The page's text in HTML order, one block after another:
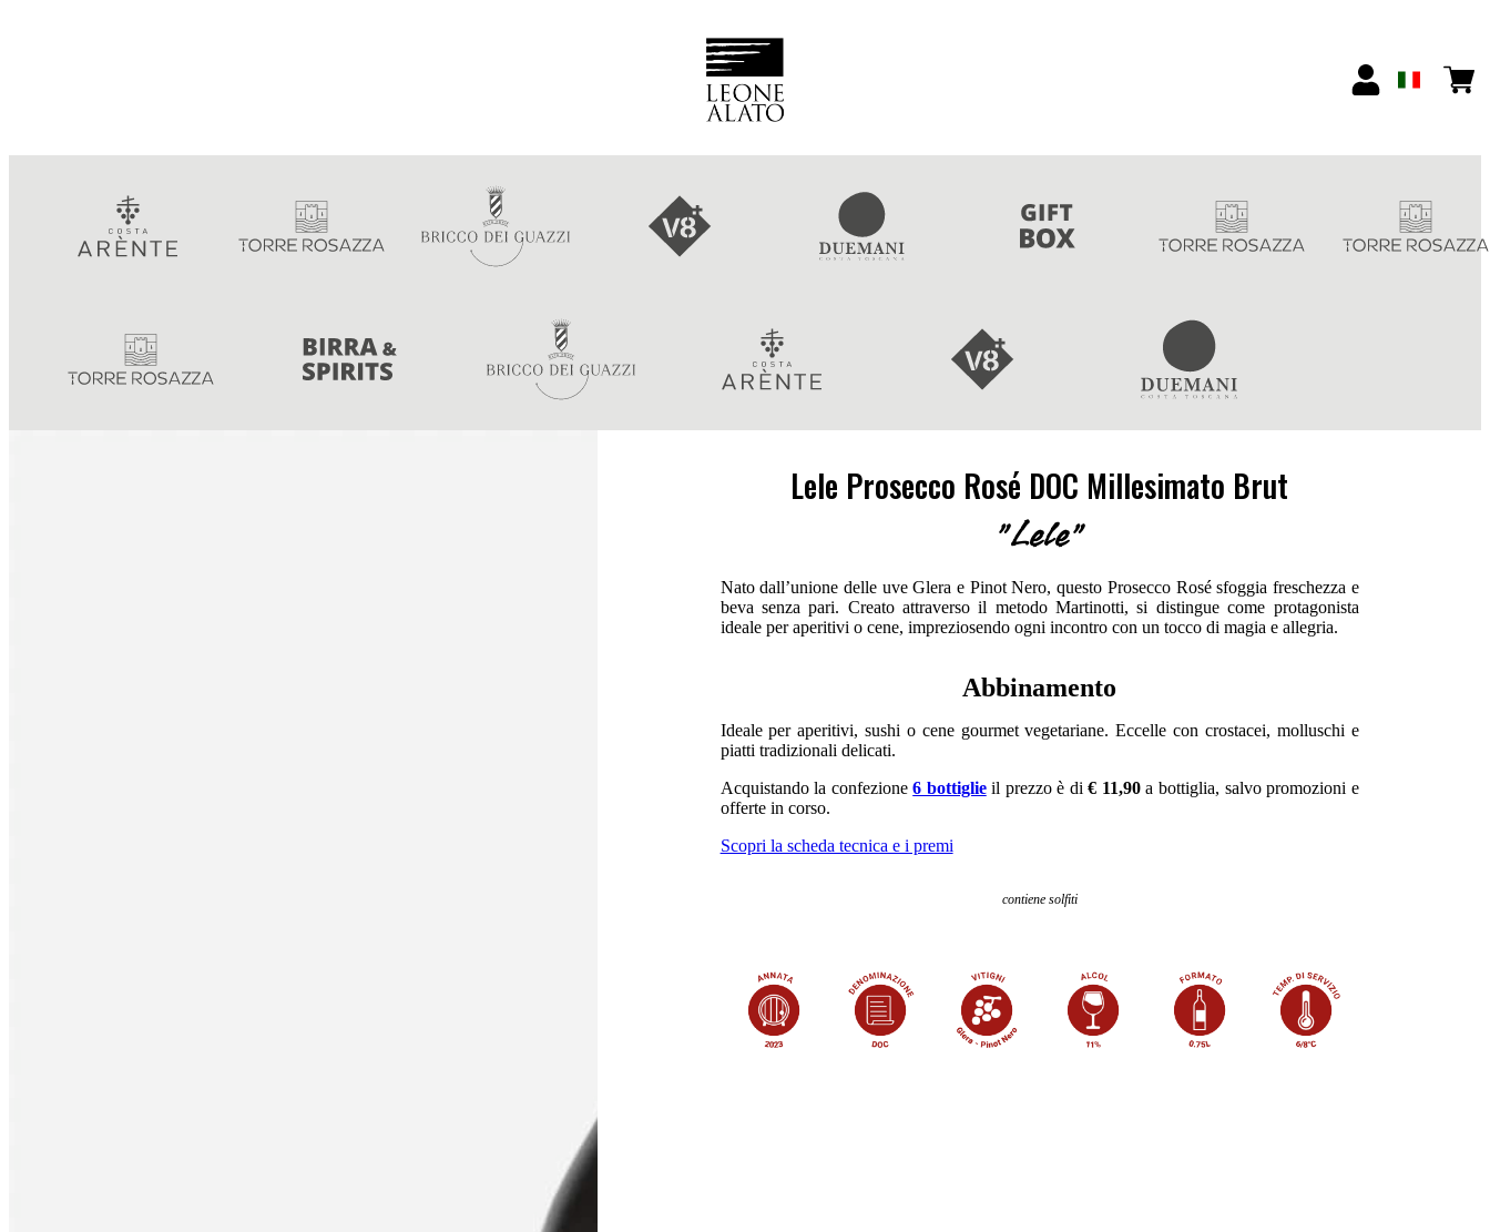
Lele Prosecco Rosé DOC Millesimato Brut
"Lele"
Nato dall’unione delle uve Glera e Pinot Nero, questo Prosecco Rosé sfoggia freschezza e
beva senza pari. Creato attraverso il metodo Martinotti, si distingue come protagonista
ideale per aperitivi o cene, impreziosendo ogni incontro con un tocco di magia e allegria.
Abbinamento
Ideale per aperitivi, sushi o cene gourmet vegetariane. Eccelle con crostacei, molluschi e
piatti tradizionali delicati.
Acquistando la confezione6 bottiglieil prezzo è di€ 11,90a bottiglia, salvo promozioni e
offerte in corso.
Scopri la scheda tecnica e i premi
contiene solfiti